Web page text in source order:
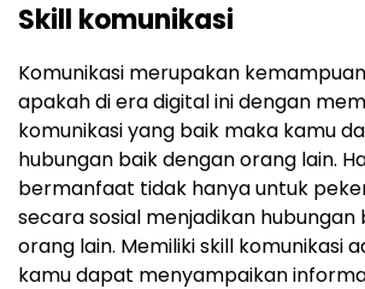
Skill komunikasi
Komunikasi merupakan
apakah di era digital ini dengan
komunikasi yang baik maka kamu
hubungan baik dengan orang lain.
bermanfaat tidak hanya untuk
secara sosial menjadikan hubungan
orang lain. Memiliki skill komunikasi
kamu dapat menyampaikan